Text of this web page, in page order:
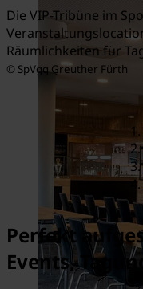
Die VIP-Tribüne im
Räumlichkeiten für
© SpVgg Greuther Fürth
Perfekt
Events,